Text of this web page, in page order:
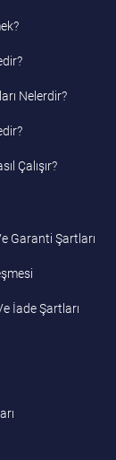
Nelerdir?
Çalışır?
Garanti Şartları
İade Şartları